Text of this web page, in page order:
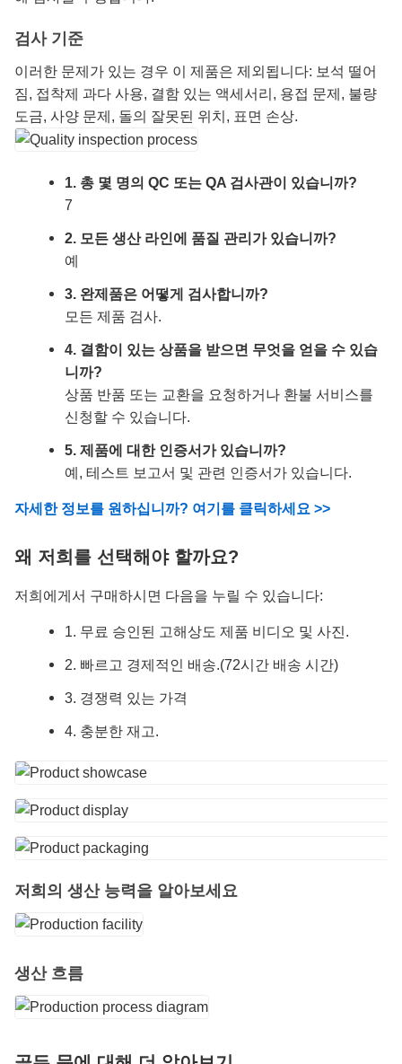
검사 기준
이러한 문제가 있는 경우 이 제품은 제외됩니다: 보석 떨어
짐, 접착제 과다 사용, 결함 있는 액세서리, 용접 문제, 불량
도금, 사양 문제, 돌의 잘못된 위치, 표면 손상.
1. 총 몇 명의 QC 또는 QA 검사관이 있습니까?
7
2. 모든 생산 라인에 품질 관리가 있습니까?
예
3. 완제품은 어떻게 검사합니까?
모든 제품 검사.
4. 결함이 있는 상품을 받으면 무엇을 얻을 수 있습
니까?
상품 반품 또는 교환을 요청하거나 환불 서비스를
신청할 수 있습니다.
5. 제품에 대한 인증서가 있습니까?
예, 테스트 보고서 및 관련 인증서가 있습니다.
자세한 정보를 원하십니까? 여기를 클릭하세요 >>
왜 저희를 선택해야 할까요?
저희에게서 구매하시면 다음을 누릴 수 있습니다:
1. 무료 승인된 고해상도 제품 비디오 및 사진.
2. 빠르고 경제적인 배송.(72시간 배송 시간)
3. 경쟁력 있는 가격
4. 충분한 재고.
저희의 생산 능력을 알아보세요
생산 흐름